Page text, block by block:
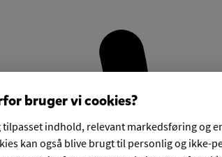
bruger vi cookies?
indhold, relevant markedsføring og
kan også blive brugt til personlig og ikke-